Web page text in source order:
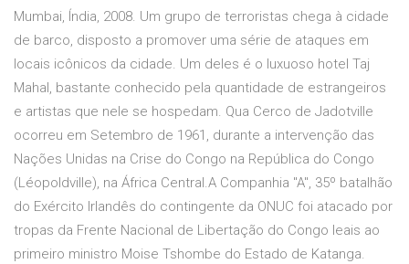
Mumbai, Índia, 2008. Um grupo de terroristas chega à cidade
de barco, disposto a promover uma série de ataques em
locais icônicos da cidade. Um deles é o luxuoso hotel Taj
Mahal, bastante conhecido pela quantidade de estrangeiros
e artistas que nele se hospedam. Qua Cerco de Jadotville
ocorreu em Setembro de 1961, durante a intervenção das
Nações Unidas na Crise do Congo na República do Congo
(Léopoldville), na África Central.A Companhia "A", 35º batalhão
do Exército Irlandês do contingente da ONUC foi atacado por
tropas da Frente Nacional de Libertação do Congo leais ao
primeiro ministro Moise Tshombe do Estado de Katanga.